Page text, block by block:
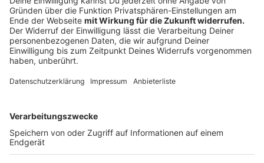
Anzeige
Bisher sind 6.535 Erst-Impfungenin Münster
verabreicht worden, davon 2.905 an Bewohner von
Mitarbeiter. 2.734 Folge-Impfungen sind mittlerweile
1.544 an Mitarbeiter.
Anzeige